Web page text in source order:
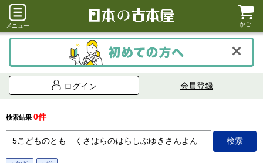
メニュー かご
ログイン 会員登録
検索結果 0件